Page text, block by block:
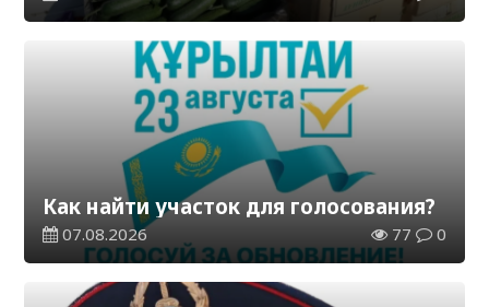
Как найти участок для голосования?
07.08.2026 77 0